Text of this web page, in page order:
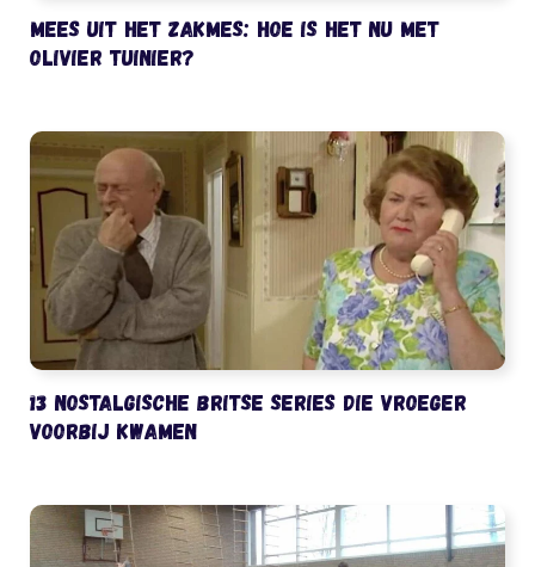
Mees uit het Zakmes: hoe is het nu met
Olivier Tuinier?
13 nostalgische Britse series die vroeger
voorbij kwamen